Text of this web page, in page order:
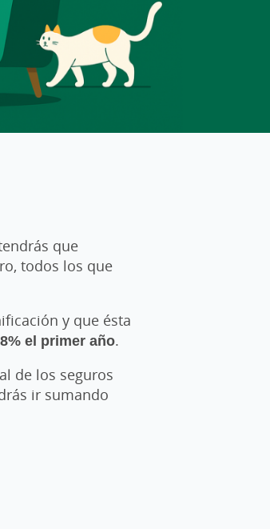
que
todos los que
y que ésta
el primer año.
de los seguros
ir sumando